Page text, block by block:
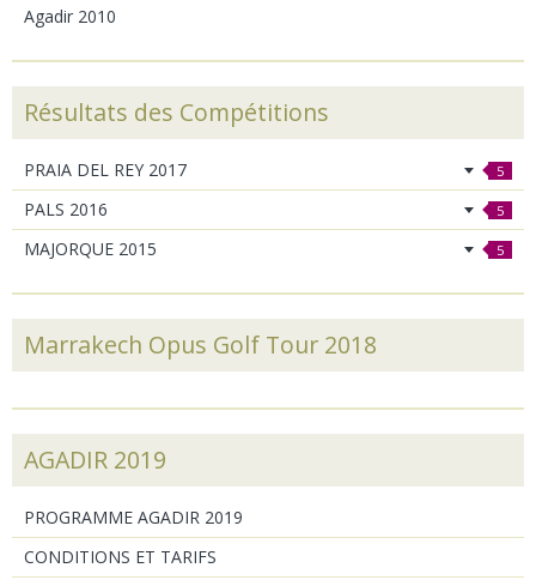
Agadir 2010
Résultats des Compétitions
PRAIA DEL REY 2017 5
PALS 2016 5
MAJORQUE 2015 5
Marrakech Opus Golf Tour 2018
AGADIR 2019
PROGRAMME AGADIR 2019
CONDITIONS ET TARIFS